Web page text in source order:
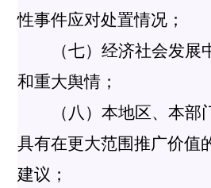
性事件应对处置情况；
（七）经济社会发
和重大舆情；
（八）本地区、本
具有在更大范围推广价值
建议；